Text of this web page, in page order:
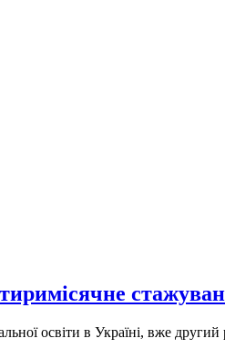
освіти в Україні, вже